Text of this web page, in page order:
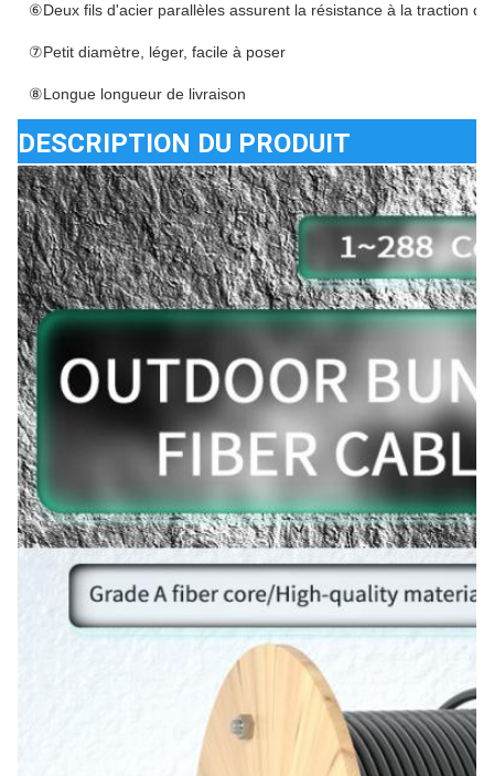
⑥Deux fils d'acier parallèles assurent la résistance à la traction
⑦Petit diamètre, léger, facile à poser
⑧Longue longueur de livraison
DESCRIPTION DU PRODUIT